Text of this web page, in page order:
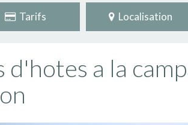
Tarifs Localisation
a la